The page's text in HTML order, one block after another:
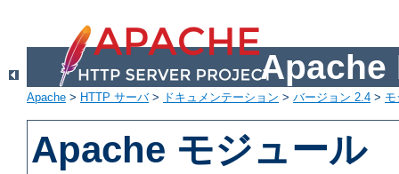
Apache
Apache > HTTP サーバ> ドキュメンテーション > バージョン 2.4 >
Apache モジュール